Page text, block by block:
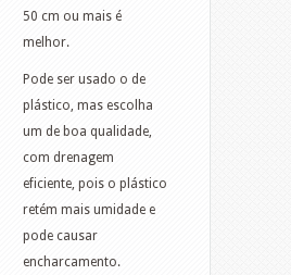
50 cm ou mais é
melhor.
Pode ser usado o de
plástico, mas escolha
um de boa qualidade,
com drenagem
eficiente, pois o plástico
retém mais umidade e
pode causar
encharcamento.